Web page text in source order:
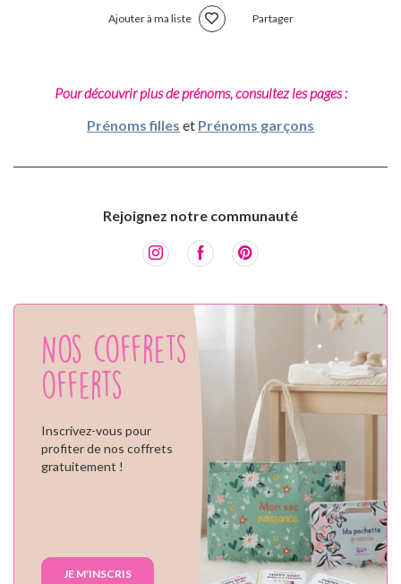
Ajouter à ma liste Partager
Pour découvrir plus de prénoms, consultez les pages :
Prénoms filles et Prénoms garçons
Rejoignez notre communauté
Nos coffrets
offerts
Inscrivez-vous pour
profiter de nos coffrets
gratuitement !
JE M'INSCRIS